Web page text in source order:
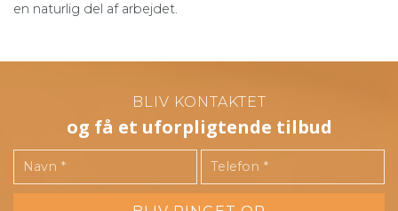
en naturlig del af arbejdet.
BLIV KONTAKTET
og få et uforpligtende tilbud